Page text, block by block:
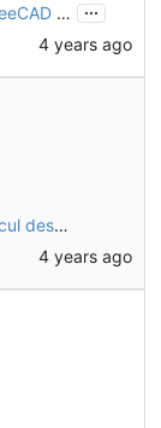
Correction de problème de recalcul (pour FreeCAD link branch)
...
4 years ago
Correction de plusieurs problèmes de re-calcul des objets
4 years ago